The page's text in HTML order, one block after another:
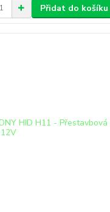
Přidat do košíku